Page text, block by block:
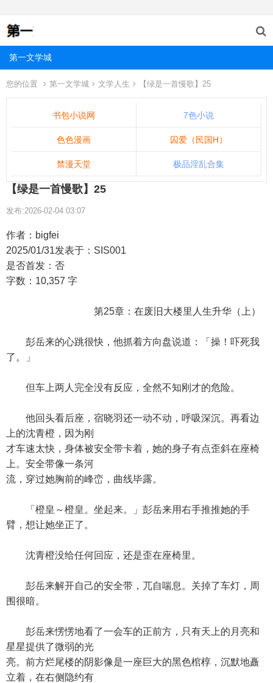
第一文学城
您的位置 第一文学城 文学人生 【绿是一首慢歌】25
书包小说网 7色小说
色色漫画 囚爱（民国H）
禁漫天堂 极品淫乱合集
【绿是一首慢歌】25
发布:2026-02-04 03:07
作者：bigfei
2025/01/31发表于：SIS001
是否首发：否
字数：10,357 字
第25章：在废旧大楼里人生升华（上）
彭岳来的心跳很快，他抓着方向盘说道：「操！吓死我
了。」
但车上两人完全没有反应，全然不知刚才的危险。
他回头看后座，宿晓羽还一动不动，呼吸深沉。再看边
上的沈青橙，因为刚
才车速太快，身体被安全带卡着，她的身子有点歪斜在座椅
上。安全带像一条河
流，穿过她胸前的峰峦，曲线毕露。
「橙皇～橙皇。坐起来。」彭岳来用右手推推她的手
臂，想让她坐正了。
沈青橙没给任何回应，还是歪在座椅里。
彭岳来解开自己的安全带，兀自喘息。关掉了车灯，周
围很暗。
彭岳来愣愣地看了一会车的正前方，只有天上的月亮和
星星提供了微弱的光
亮。前方烂尾楼的阴影像是一座巨大的黑色棺椁，沉默地矗
立着，在右侧隐约有